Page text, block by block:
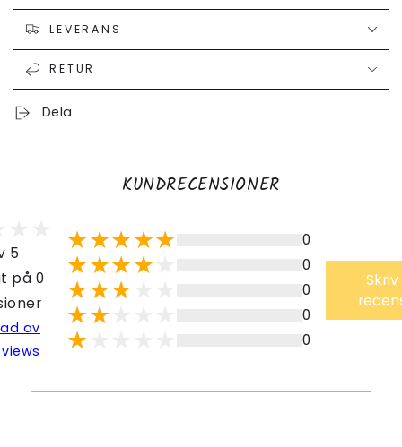
LEVERANS
RETUR
Dela
KUNDRECENSIONER
5
på 0
av
0
0
0
0
0